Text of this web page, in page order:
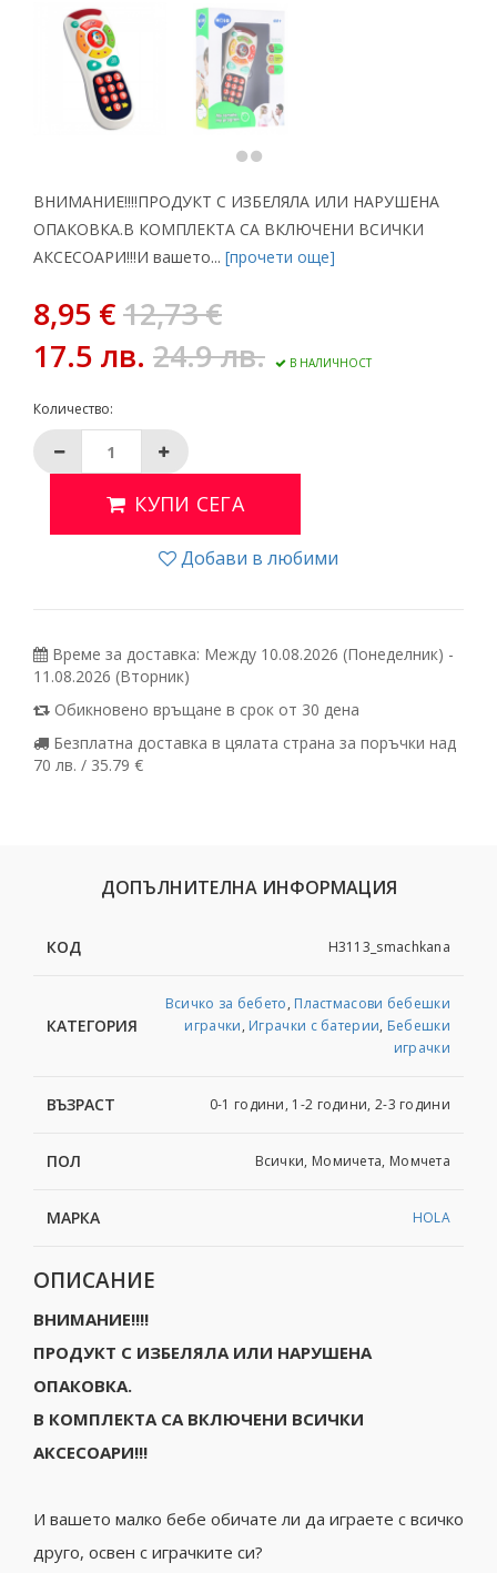
ВНИМАНИЕ!!!!ПРОДУКТ С ИЗБЕЛЯЛА ИЛИ НАРУШЕНА
ОПАКОВКА.В КОМПЛЕКТА СА ВКЛЮЧЕНИ ВСИЧКИ
АКСЕСОАРИ!!!И вашето... [прочети още]
8,95 €12,73 €
17.5 лв. 24.9 лв. В НАЛИЧНОСТ
Количество:
КУПИ СЕГА
Добави в любими
Време за доставка: Между 10.08.2026 (Понеделник) -
11.08.2026 (Вторник)
Обикновено връщане в срок от 30 дена
Безплатна доставка в цялата страна за поръчки над
70 лв. / 35.79 €
ДОПЪЛНИТЕЛНА ИНФОРМАЦИЯ
КОД H3113_smachkana
КАТЕГОРИЯ
Всичко за бебето, Пластмасови бебешки
играчки, Играчки с батерии, Бебешки
играчки
ВЪЗРАСТ 0-1 години, 1-2 години, 2-3 години
ПОЛ Всички, Момичета, Момчета
МАРКА HOLA
ОПИСАНИЕ
ВНИМАНИЕ!!!!
ПРОДУКТ С ИЗБЕЛЯЛА ИЛИ НАРУШЕНА
ОПАКОВКА.
В КОМПЛЕКТА СА ВКЛЮЧЕНИ ВСИЧКИ
АКСЕСОАРИ!!!
И вашето малко бебе обичате ли да играете с всичко
друго, освен с играчките си?